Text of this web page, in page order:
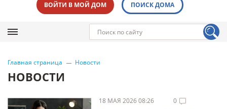
ВОЙТИ В МОЙ ДОМ ПОИСК ДОМА
Главная страница Новости
НОВОСТИ
18 МАЯ 2026 08:26 0